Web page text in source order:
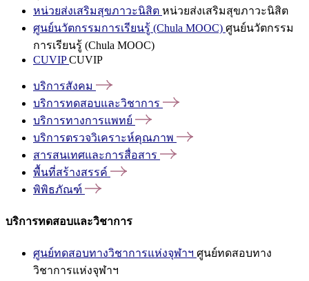
หน่วยส่งเสริมสุขภาวะนิสิต หน่วยส่งเสริมสุขภาวะนิสิต
ศูนย์นวัตกรรมการเรียนรู้ (Chula MOOC) ศูนย์นวัตกรรม
การเรียนรู้ (Chula MOOC)
CUVIPCUVIP
บริการสังคม
บริการทดสอบและวิชาการ
บริการทางการแพทย์
บริการตรวจวิเคราะห์คุณภาพ
สารสนเทศและการสื่อสาร
พื้นที่สร้างสรรค์
พิพิธภัณฑ์
บริการทดสอบและวิชาการ
ศูนย์ทดสอบทางวิชาการแห่งจุฬาฯ ศูนย์ทดสอบทาง
วิชาการแห่งจุฬาฯ